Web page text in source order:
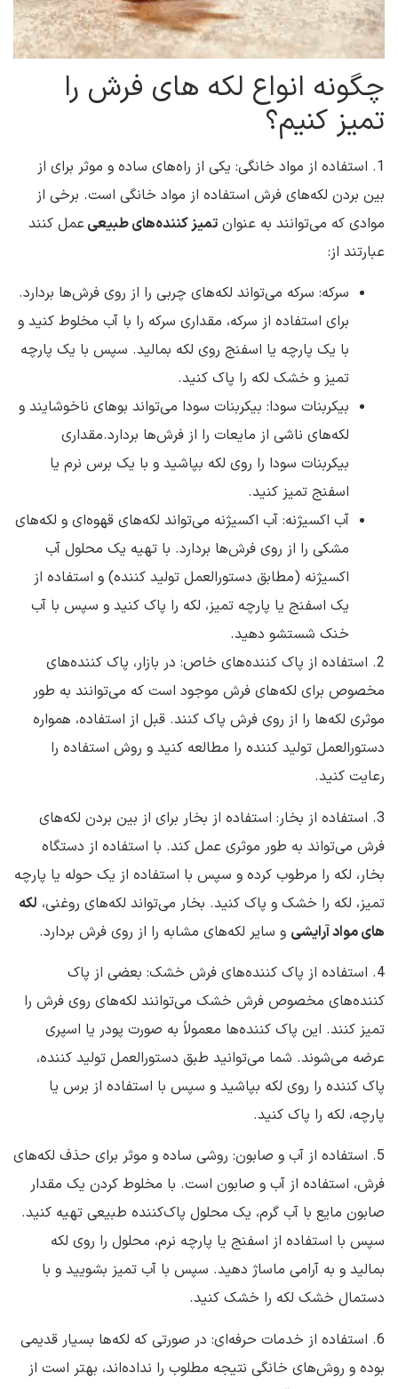
چگونه انواع لکه های فرش را
تمیز کنیم؟
1. استفاده از مواد خانگی: یکی از راه‌های ساده و موثر برای از
بین بردن لکه‌های فرش استفاده از مواد خانگی است. برخی از
موادی که می‌توانند به عنوان تمیز کننده‌های طبیعیعمل کنند
عبارتند از:
سرکه: سرکه می‌تواند لکه‌های چربی را از روی فرش‌ها بردارد.
برای استفاده از سرکه، مقداری سرکه را با آب مخلوط کنید و
با یک پارچه یا اسفنج روی لکه بمالید. سپس با یک پارچه
تمیز و خشک لکه را پاک کنید.
بیکربنات سودا: بیکربنات سودا می‌تواند بوهای ناخوشایند و
لکه‌های ناشی از مایعات را از فرش‌ها بردارد.مقداری
بیکربنات سودا را روی لکه بپاشید و با یک برس نرم یا
اسفنج تمیز کنید.
آب اکسیژنه: آب اکسیژنه می‌تواند لکه‌های قهوه‌ای و لکه‌های
مشکی را از روی فرش‌ها بردارد. با تهیه یک محلول آب
اکسیژنه (مطابق دستورالعمل تولید کننده) و استفاده از
یک اسفنج یا پارچه تمیز، لکه را پاک کنید و سپس با آب
خنک شستشو دهید.
2. استفاده از پاک کننده‌های خاص: در بازار، پاک کننده‌های
مخصوص برای لکه‌های فرش موجود است که می‌توانند به طور
موثری لکه‌ها را از روی فرش پاک کنند. قبل از استفاده، همواره
دستورالعمل تولید کننده را مطالعه کنید و روش استفاده را
رعایت کنید.
3. استفاده از بخار: استفاده از بخار برای از بین بردن لکه‌های
فرش می‌تواند به طور موثری عمل کند. با استفاده از دستگاه
بخار، لکه را مرطوب کرده و سپس با استفاده از یک حوله یا پارچه
تمیز، لکه را خشک و پاک کنید. بخار می‌تواند لکه‌های روغنی، لکه
های مواد آرایشی و سایر لکه‌های مشابه را از روی فرش بردارد.
4. استفاده از پاک کننده‌های فرش خشک: بعضی از پاک
کننده‌های مخصوص فرش خشک می‌توانند لکه‌های روی فرش را
تمیز کنند. این پاک کننده‌ها معمولاً به صورت پودر یا اسپری
عرضه می‌شوند. شما می‌توانید طبق دستورالعمل تولید کننده،
پاک کننده را روی لکه بپاشید و سپس با استفاده از برس یا
پارچه، لکه را پاک کنید.
5. استفاده از آب و صابون: روشی ساده و موثر برای حذف لکه‌های
فرش، استفاده از آب و صابون است. با مخلوط کردن یک مقدار
صابون مایع با آب گرم، یک محلول پاک‌کننده طبیعی تهیه کنید.
سپس با استفاده از اسفنج یا پارچه نرم، محلول را روی لکه
بمالید و به آرامی ماساژ دهید. سپس با آب تمیز بشویید و با
دستمال خشک لکه را خشک کنید.
6. استفاده از خدمات حرفه‌ای: در صورتی که لکه‌ها بسیار قدیمی
بوده و روش‌های خانگی نتیجه مطلوب را نداده‌اند، بهتر است از